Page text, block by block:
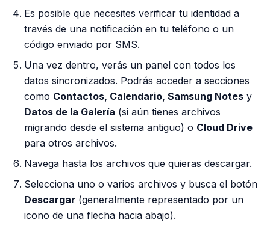
Es posible que necesites verificar tu identidad a
través de una notificación en tu teléfono o un
código enviado por SMS.
Una vez dentro, verás un panel con todos los
datos sincronizados. Podrás acceder a secciones
como Contactos, Calendario, Samsung Notes y
Datos de la Galería (si aún tienes archivos
migrando desde el sistema antiguo) o Cloud Drive
para otros archivos.
Navega hasta los archivos que quieras descargar.
Selecciona uno o varios archivos y busca el botón
Descargar (generalmente representado por un
icono de una flecha hacia abajo).